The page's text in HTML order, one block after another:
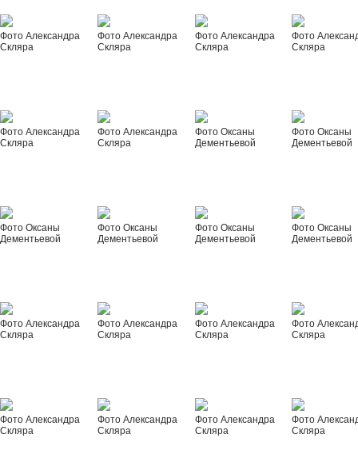
Фото Александра
Скляра
Фото Александра
Скляра
Фото Александра
Скляра
Фото
Скляра
Фото Александра
Скляра
Фото Александра
Скляра
Фото Оксаны
Дементьевой
Фото Оксаны
Дементьевой
Фото Оксаны
Дементьевой
Фото Оксаны
Дементьевой
Фото Оксаны
Дементьевой
Фото Оксаны
Дементьевой
Фото Александра
Скляра
Фото Александра
Скляра
Фото Александра
Скляра
Фото
Скляра
Фото Александра
Скляра
Фото Александра
Скляра
Фото Александра
Скляра
Фото
Скляра